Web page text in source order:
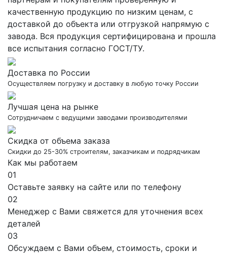
качественную продукцию по низким ценам, с
доставкой до объекта или отгрузкой напрямую с
завода. Вся продукция сертифицирована и прошла
все испытания согласно ГОСТ/ТУ.
Доставка по России
Осуществляем погрузку и доставку в любую точку России
Лучшая цена на рынке
Сотрудничаем с ведущими заводами производителями
Скидка от объема заказа
Скидки до 25-30% строителям, заказчикам и подрядчикам
Как мы работаем
01
Оставьте заявку на сайте или по телефону
02
Менеджер с Вами свяжется для уточнения всех
деталей
03
Обсуждаем с Вами объем, стоимость, сроки и